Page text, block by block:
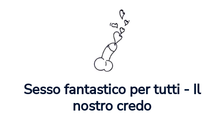
Sesso fantastico per tutti - Il
nostro credo